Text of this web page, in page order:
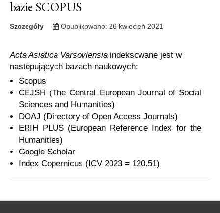
bazie SCOPUS
Szczegóły Opublikowano: 26 kwiecień 2021
Acta Asiatica Varsoviensia indeksowane jest w
następujących bazach naukowych:
Scopus
CEJSH (The Central European Journal of Social
Sciences and Humanities)
DOAJ (Directory of Open Access Journals)
ERIH PLUS (European Reference Index for the
Humanities)
Google Scholar
Index Copernicus (ICV 2023 = 120.51)